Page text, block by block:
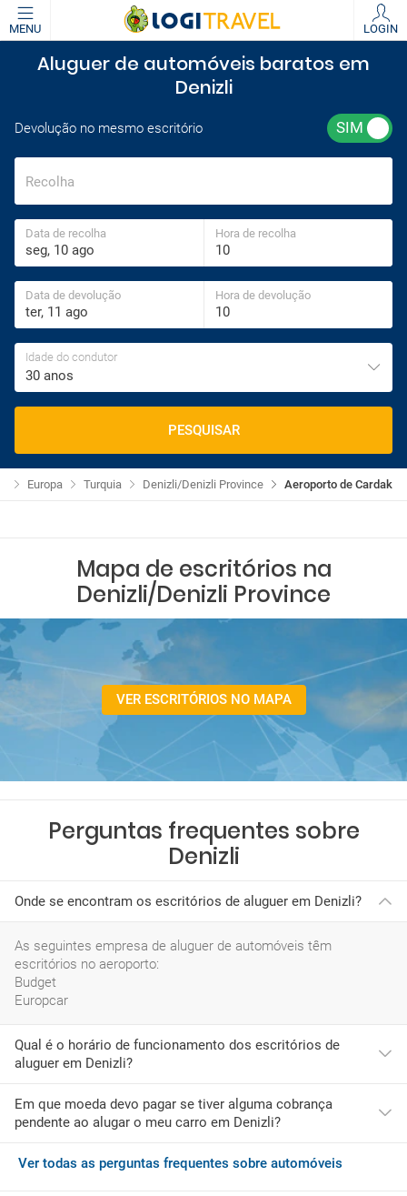
MENU LOGIN
Aluguer de automóveis baratos em
Denizli
Devolução no mesmo escritório
Recolha
Data de recolha Hora de recolha
Data de devolução Hora de devolução
Idade do condutor
30 anos
PESQUISAR
Aeroporto de Cardak
Denizli/Denizli Province
Turquia
Europa
Mapa de escritórios na
Denizli/Denizli Province
VER ESCRITÓRIOS NO MAPA
Perguntas frequentes sobre
Denizli
Onde se encontram os escritórios de aluguer em Denizli?
As seguintes empresa de aluguer de automóveis têm
escritórios no aeroporto:
Budget
Europcar
Qual é o horário de funcionamento dos escritórios de
aluguer em Denizli?
O horário mais habitual das empresas de rent a car neste
aeroporto é:
segunda-feira: 00:01-23:59
Em que moeda devo pagar se tiver alguma cobrança
pendente ao alugar o meu carro em Denizli?
Se ao chegar a Denizli desejar adquirir serviços adicionais ou
Ver todas as perguntas frequentes sobre automóveis